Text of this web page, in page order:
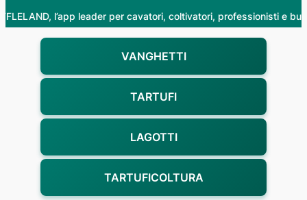
l’app leader per cavatori, coltivatori, professionisti e
VANGHETTI
TARTUFI
LAGOTTI
TARTUFICOLTURA